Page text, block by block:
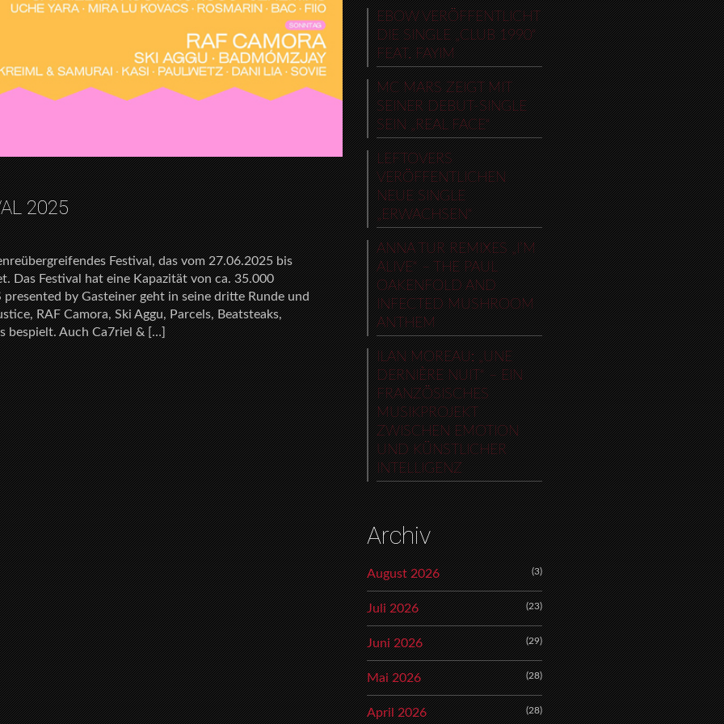
2025
Festival, das vom 27.06.2025 bis
Das Festival hat eine Kapazität von ca. 35.000
by Gasteiner geht in seine dritte Runde und
RAF Camora, Ski Aggu, Parcels, Beatsteaks,
bespielt. Auch Ca7riel & […]
EBOW VERÖFFENTLICHT
DIE SINGLE „CLUB 1990“
FEAT. FAYIM
MC MARS ZEIGT MIT
SEINER DEBUT-SINGLE
SEIN „REAL FACE“
LEFTOVERS
VERÖFFENTLICHEN
NEUE SINGLE
„ERWACHSEN“
ANNA TUR REMIXES „I’M
ALIVE“ – THE PAUL
OAKENFOLD AND
INFECTED MUSHROOM
ANTHEM
ILAN MOREAU: „UNE
DERNIÈRE NUIT“ – EIN
FRANZÖSISCHES
MUSIKPROJEKT
ZWISCHEN EMOTION
UND KÜNSTLICHER
INTELLIGENZ
Archiv
August 2026 (3)
Juli 2026 (23)
Juni 2026 (29)
Mai 2026 (28)
April 2026 (28)